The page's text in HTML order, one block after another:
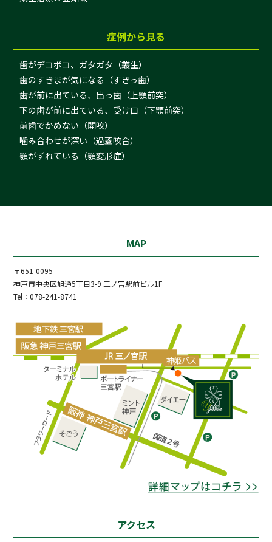
症例から見る
歯がデコボコ、ガタガタ（叢生）
歯のすきまが気になる（すきっ歯）
歯が前に出ている、出っ歯（上顎前突）
下の歯が前に出ている、受け口（下顎前突）
前歯でかめない（開咬）
噛み合わせが深い（過蓋咬合）
顎がずれている（顎変形症）
MAP
〒651-0095
神戸市中央区旭通5丁目3-9 三ノ宮駅前ビル1F
Tel：078-241-8741
アクセス